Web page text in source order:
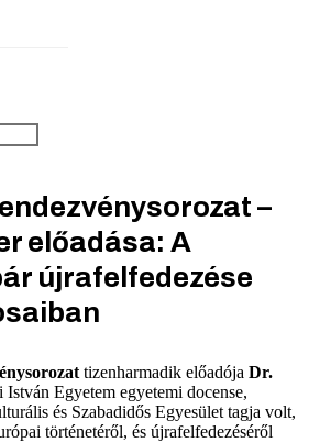
–
előadása: A
újrafelfedezése
tizenharmadik előadója Dr.
István Egyetem egyetemi docense,
és Szabadidős Egyesület tagja volt,
történetéről, és újrafelfedezéséről